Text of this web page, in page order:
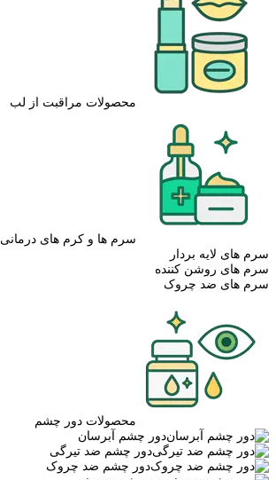
محصولات مراقبت از لب
سرم ها و کرم های درمانی
سرم های لایه بردار
سرم های روشن کننده
سرم های ضد چروک
محصولات دور چشم
دور چشم آبرسان
دور چشم ضد تیرگی
دور چشم ضد چروک